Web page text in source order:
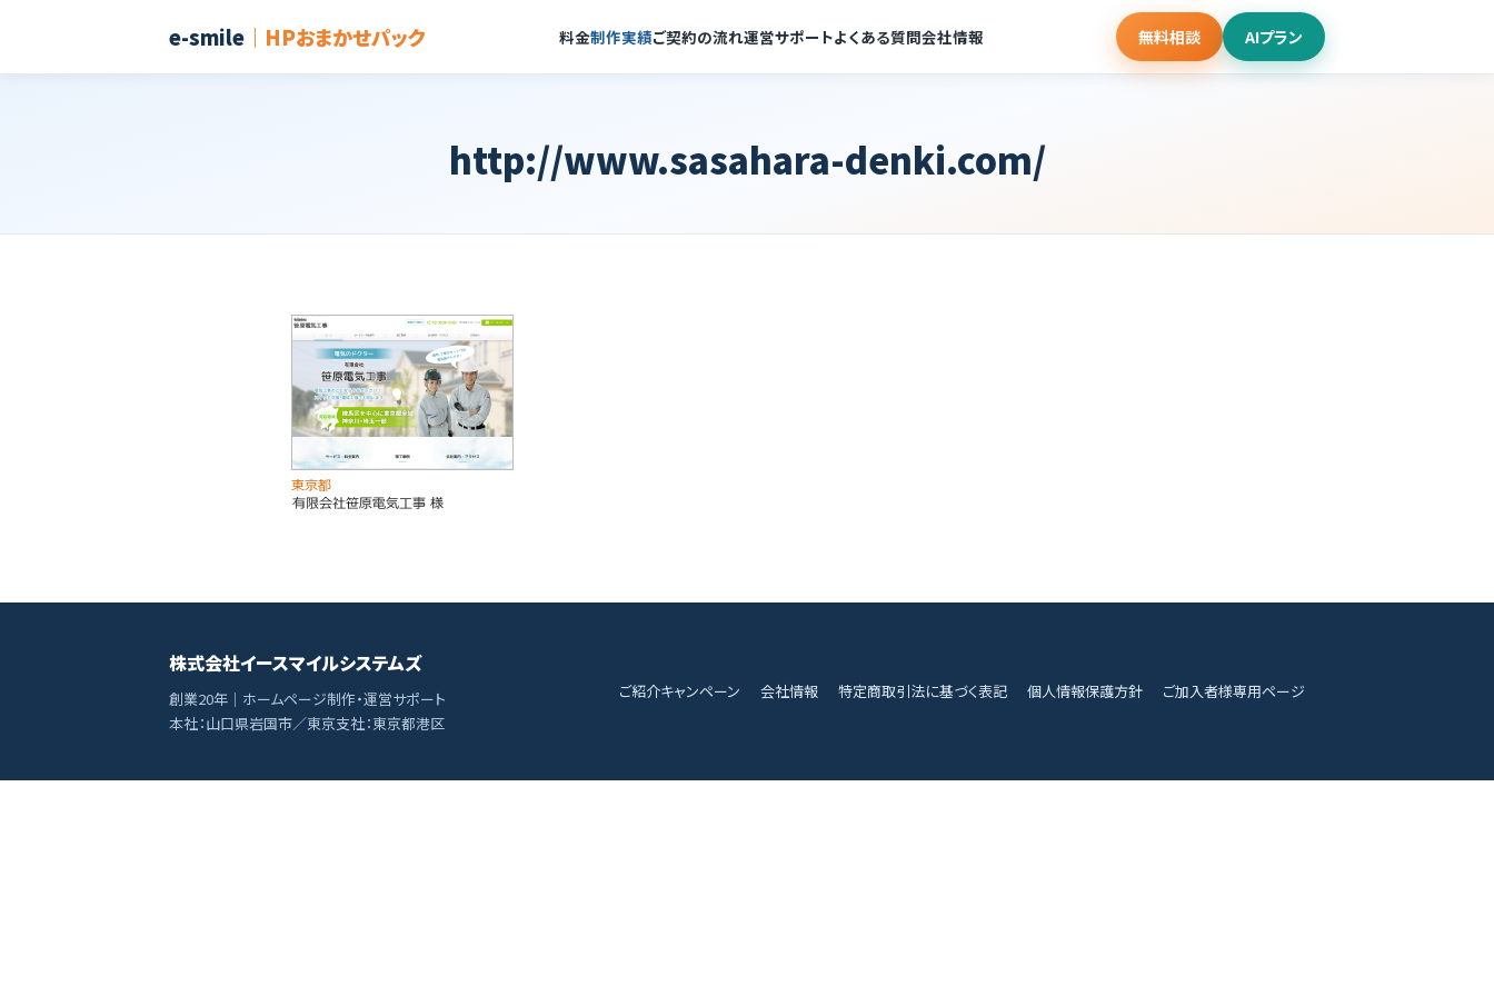
e-smile ｜HPおまかせパック 料金制作実績ご契約の流れ運営サポートよくある質問会社情報 無料相談 AIプラン
http://www.sasahara-denki.com/
株式会社イースマイルシステムズ
創業20年｜ホームページ制作・運営サポート
本社：山口県岩国市／東京支社：東京都港区
ご紹介キャンペーン 会社情報 特定商取引法に基づく表記 個人情報保護方針 ご加入者様専用ページ